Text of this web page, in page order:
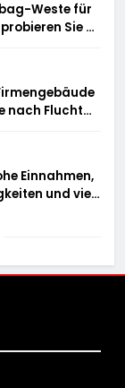
Weste für
Sie es
nach Flucht
Einnahmen,
und viel
zieht für 2025